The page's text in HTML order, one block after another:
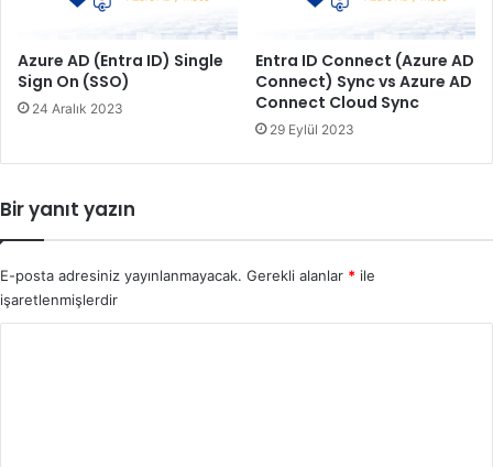
Azure AD (Entra ID) Single
Sign On (SSO)
24 Aralık 2023
Entra ID Connect (Azure AD
Connect) Sync vs Azure AD
Connect Cloud Sync
29 Eylül 2023
Bir yanıt yazın
E-posta adresiniz yayınlanmayacak. Gerekli alanlar * ile
işaretlenmişlerdir